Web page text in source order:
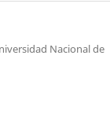
Nacional de